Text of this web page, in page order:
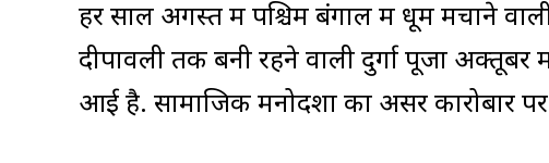
हर साल अगस्त में पश्चिम बंगाल में धूम मचाने
दीपावली तक बनी रहने वाली दुर्गा पूजा
आई है. सामाजिक मनोदशा का असर कारोबार पर